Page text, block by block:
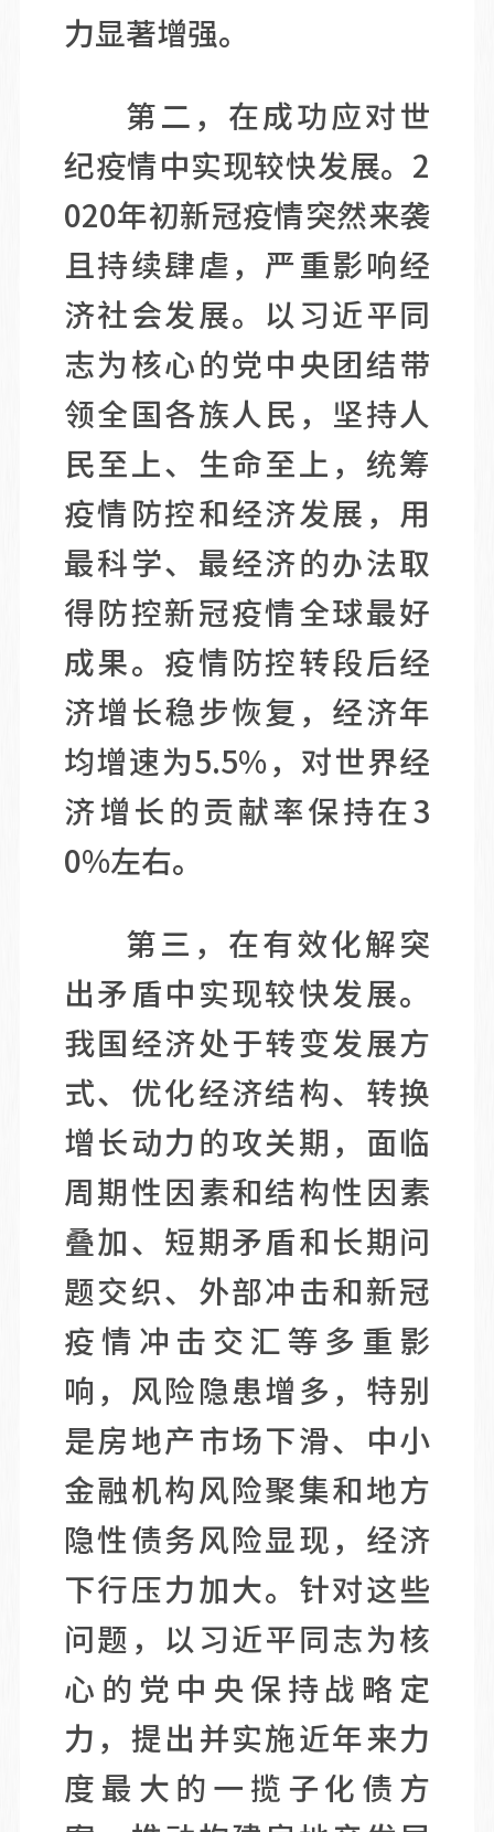
力显著增强。
第二，在成功应对世
纪疫情中实现较快发展。2
020年初新冠疫情突然来袭
且持续肆虐，严重影响经
济社会发展。以习近平同
志为核心的党中央团结带
领全国各族人民，坚持人
民至上、生命至上，统筹
疫情防控和经济发展，用
最科学、最经济的办法取
得防控新冠疫情全球最好
成果。疫情防控转段后经
济增长稳步恢复，经济年
均增速为5.5%，对世界经
济增长的贡献率保持在3
0%左右。
第三，在有效化解突
出矛盾中实现较快发展。
我国经济处于转变发展方
式、优化经济结构、转换
增长动力的攻关期，面临
周期性因素和结构性因素
叠加、短期矛盾和长期问
题交织、外部冲击和新冠
疫情冲击交汇等多重影
响，风险隐患增多，特别
是房地产市场下滑、中小
金融机构风险聚集和地方
隐性债务风险显现，经济
下行压力加大。针对这些
问题，以习近平同志为核
心的党中央保持战略定
力，提出并实施近年来力
度最大的一揽子化债方